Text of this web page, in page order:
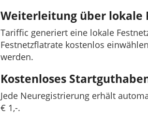
Weiterleitung über lokale
Tariffic generiert eine lokale
Festnetzflatrate kostenlos
werden.
Kostenloses
Jede Neuregistrierung erhält
€ 1,-.